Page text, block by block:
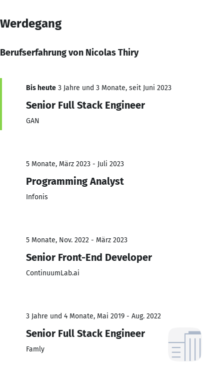
Werdegang
Berufserfahrung von Nicolas Thiry
Bis heute 3 Jahre und 3 Monate, seit Juni 2023
Senior Full Stack Engineer
GAN
5 Monate, März 2023 - Juli 2023
Programming Analyst
Infonis
5 Monate, Nov. 2022 - März 2023
Senior Front-End Developer
ContinuumLab.ai
3 Jahre und 4 Monate, Mai 2019 - Aug. 2022
Senior Full Stack Engineer
Famly